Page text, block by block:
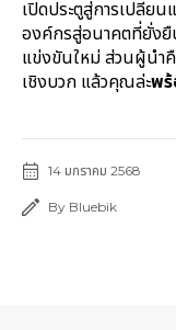
เปิดประตูสู่การเปลี่ย
องค์กรสู่อนาคตที่ยั่งยื
แข่งขันใหม่ ส่วนผู้นำ
เชิงบวก แล้วคุณล่ะพร้
14 มกราคม 2568
By Bluebik